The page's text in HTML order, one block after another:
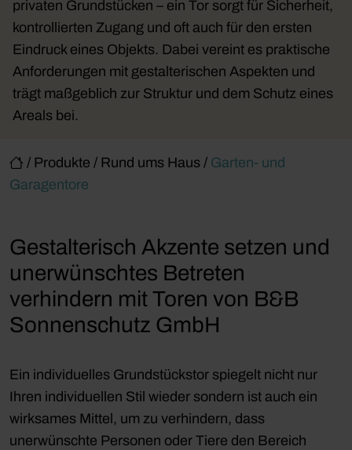
/ Produkte / Rund ums Haus / Garten- und
Garagentore
privaten Grundstücken – ein Tor sorgt für Sicherheit,
kontrollierten Zugang und oft auch für den ersten
Eindruck eines Objekts. Dabei vereint es praktische
Anforderungen mit gestalterischen Aspekten und
trägt maßgeblich zur Struktur und dem Schutz eines
Areals bei.
Gestalterisch Akzente setzen und
unerwünschtes Betreten
verhindern mit Toren von B&B
Sonnenschutz GmbH
Ein individuelles Grundstückstor spiegelt nicht nur
Ihren individuellen Stil wieder sondern ist auch ein
wirksames Mittel, um zu verhindern, dass
unerwünschte Personen oder Tiere den Bereich